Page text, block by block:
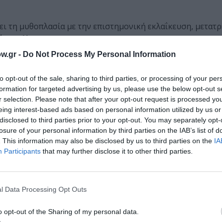
- Do Not Process My Personal Information
opt-out of the sale, sharing to third parties, or processing of your
for targeted advertising by us, please use the below opt-out
selection. Please note that after your opt-out request is processed
interest-based ads based on personal information utilized by us
to third parties prior to your opt-out. You may separately
of your personal information by third parties on the IAB’s list of
This information may also be disclosed by us to third parties on the
Participants that may further disclose it to other third parties.
Data Processing Opt Outs
opt-out of the Sharing of my personal data.
τη μυθοπλασία µε την επιστημονική εκλαΐκευση,
Veto
– Μαρίζα Ντεκάστρο,Τα Νέα
εφαρμοσμένα μαθηματικά και θεωρητική φυσική.
το διάσημο αστροφυσικό Στίβεν Χόκινγκ, με τον οποίο
πρίγκιπας των νεφών», που τιμήθηκε με πολλά
εκπομπή «28 min» της Elisabeth Quin στο γαλλικό
και απέσπασε το Βραβείο Καλύτερου
της Γαλλίας και το Βραβείο Καλύτερου Νεανικού
Επίσης, ο δεύτερος τόμος με τον τίτλο «Το πρωινό
(VEOLIA).